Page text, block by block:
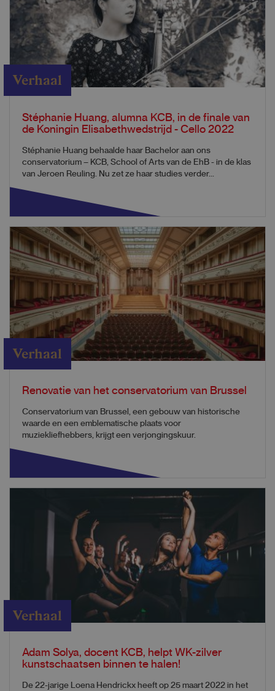
Verhaal
Stéphanie Huang, alumna KCB, in de finale van
de Koningin Elisabethwedstrijd - Cello 2022
Stéphanie Huang behaalde haar Bachelor aan ons
conservatorium – KCB, School of Arts van de EhB - in de klas
van Jeroen Reuling. Nu zet ze haar studies verder...
Verhaal
Renovatie van het conservatorium van Brussel
Conservatorium van Brussel, een gebouw van historische
waarde en een emblematische plaats voor
muziekliefhebbers, krijgt een verjongingskuur.
Verhaal
Adam Solya, docent KCB, helpt WK-zilver
kunstschaatsen binnen te halen!
De 22-jarige Loena Hendrickx heeft op 25 maart 2022 in het